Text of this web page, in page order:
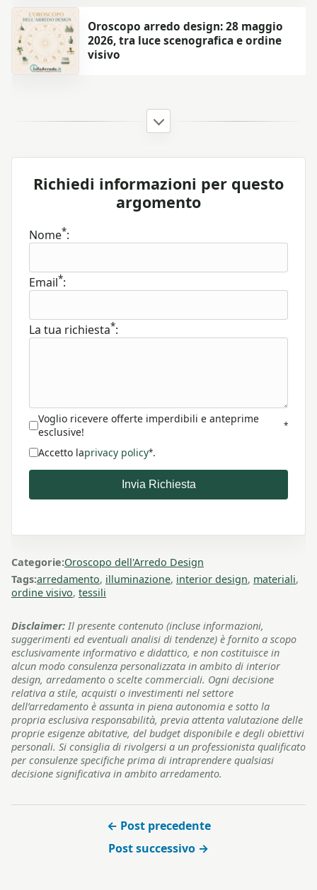
Oroscopo arredo design: 28 maggio
2026, tra luce scenografica e ordine
visivo
Richiedi informazioni per questo
argomento
Nome*:
Email*:
La tua richiesta*:
Voglio ricevere offerte imperdibili e anteprime
esclusive!
*
Accetto laprivacy policy*.
Invia Richiesta
Categorie:Oroscopo dell'Arredo Design
Tags:arredamento, illuminazione, interior design, materiali,
ordine visivo, tessili
Disclaimer: Il presente contenuto (incluse informazioni,
suggerimenti ed eventuali analisi di tendenze) è fornito a scopo
esclusivamente informativo e didattico, e non costituisce in
alcun modo consulenza personalizzata in ambito di interior
design, arredamento o scelte commerciali. Ogni decisione
relativa a stile, acquisti o investimenti nel settore
dell’arredamento è assunta in piena autonomia e sotto la
propria esclusiva responsabilità, previa attenta valutazione delle
proprie esigenze abitative, del budget disponibile e degli obiettivi
personali. Si consiglia di rivolgersi a un professionista qualificato
per consulenze specifiche prima di intraprendere qualsiasi
decisione significativa in ambito arredamento.
← Post precedente
Post successivo →